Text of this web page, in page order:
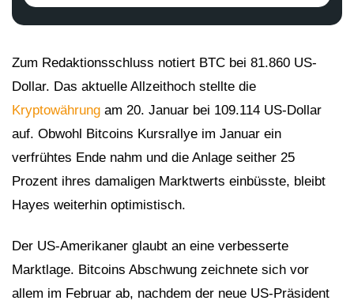
Zum Redaktionsschluss notiert BTC bei 81.860 US-
Dollar. Das aktuelle Allzeithoch stellte die
Kryptowährung am 20. Januar bei 109.114 US-Dollar
auf. Obwohl Bitcoins Kursrallye im Januar ein
verfrühtes Ende nahm und die Anlage seither 25
Prozent ihres damaligen Marktwerts einbüsste, bleibt
Hayes weiterhin optimistisch.
Der US-Amerikaner glaubt an eine verbesserte
Marktlage. Bitcoins Abschwung zeichnete sich vor
allem im Februar ab, nachdem der neue US-Präsident